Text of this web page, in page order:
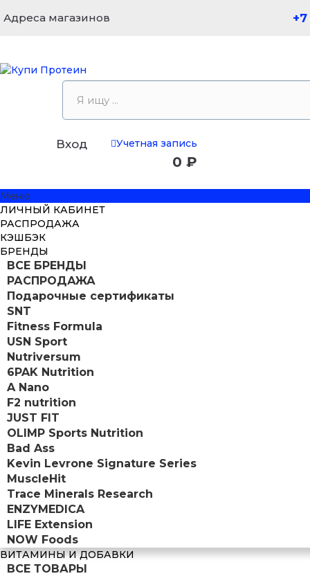
Адреса магазинов
Вход Учетная запись
0 ₽
Меню
ЛИЧНЫЙ КАБИНЕТ
РАСПРОДАЖА
КЭШБЭК
БРЕНДЫ
ВСЕ БРЕНДЫ
РАСПРОДАЖА
Подарочные сертификаты
SNT
Fitness Formula
USN Sport
Nutriversum
6PAK Nutrition
A Nano
F2 nutrition
JUST FIT
OLIMP Sports Nutrition
Bad Ass
Kevin Levrone Signature Series
MuscleHit
Trace Minerals Research
ENZYMEDICA
LIFE Extension
NOW Foods
ВИТАМИНЫ И ДОБАВКИ
ВСЕ ТОВАРЫ